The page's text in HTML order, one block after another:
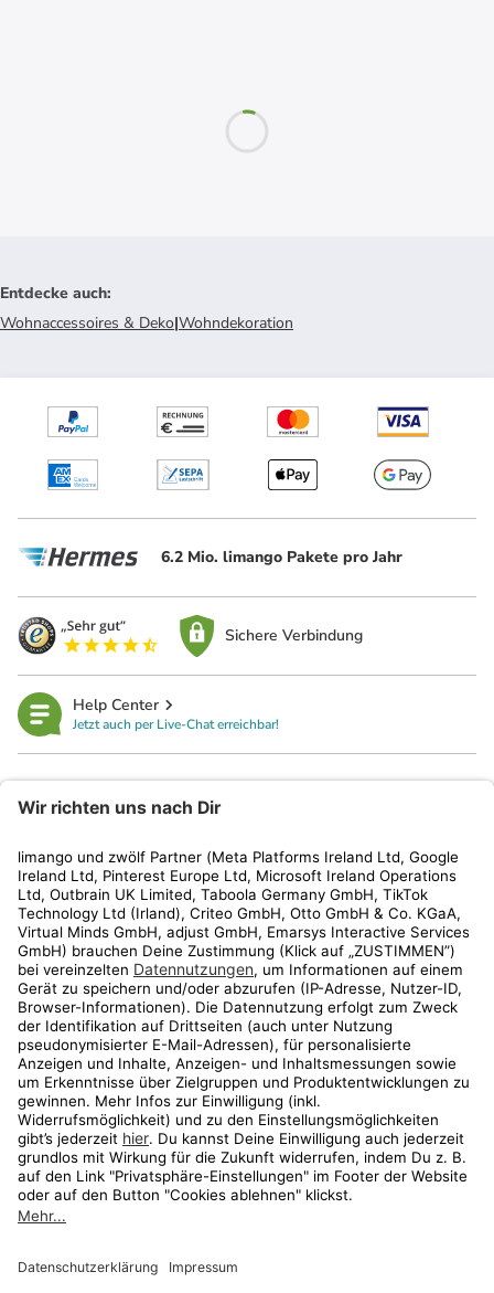
Entdecke auch:
Wohnaccessoires & Deko|Wohndekoration
6.2 Mio. limango Pakete pro Jahr
Sichere Verbindung
Help Center
Jetzt auch per Live-Chat erreichbar!
Kundenservice
Shop
Aktionen
Travel